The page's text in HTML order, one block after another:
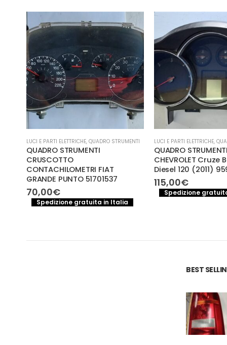
LUCI E PARTI ELETTRICHE, QUADRO STRUMENTI
QUADRO STRUMENTI
CRUSCOTTO
CONTACHILOMETRI FIAT
GRANDE PUNTO 51701537
70,00€
Spedizione gratuita in Italia
LUCI E PARTI ELETTRICHE,
QUADRO STRUMENTI
CHEVROLET Cruze
Diesel 120 (2011)
115,00€
Spedizione
BEST